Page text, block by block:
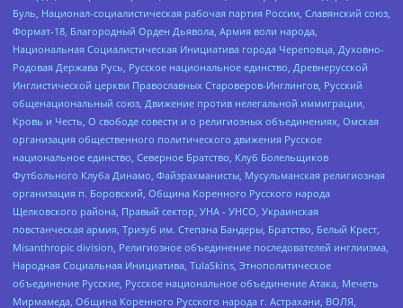
Буль, Национал-социалистическая рабочая партия России, Славянский союз,
Формат-18, Благородный Орден Дьявола, Армия воли народа,
Национальная Социалистическая Инициатива города Череповца, Духовно-
Родовая Держава Русь, Русское национальное единство, Древнерусской
Инглистической церкви Православных Староверов-Инглингов, Русский
общенациональный союз, Движение против нелегальной иммиграции,
Кровь и Честь, О свободе совести и о религиозных объединениях, Омская
организация общественного политического движения Русское
национальное единство, Северное Братство, Клуб Болельщиков
Футбольного Клуба Динамо, Файзрахманисты, Мусульманская религиозная
организация п. Боровский, Община Коренного Русского народа
Щелковского района, Правый сектор, УНА - УНСО, Украинская
повстанческая армия, Тризуб им. Степана Бандеры, Братство, Белый Крест,
Misanthropic division, Религиозное объединение последователей инглиизма,
Народная Социальная Инициатива, TulaSkins, Этнополитическое
объединение Русские, Русское национальное объединение Атака, Мечеть
Мирмамеда, Община Коренного Русского народа г. Астрахани, ВОЛЯ,